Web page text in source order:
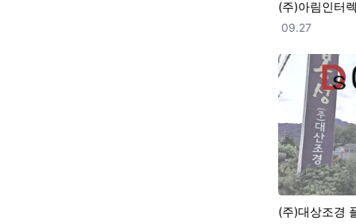
(주)아림인터
등록일
09.27
(주)대상조경